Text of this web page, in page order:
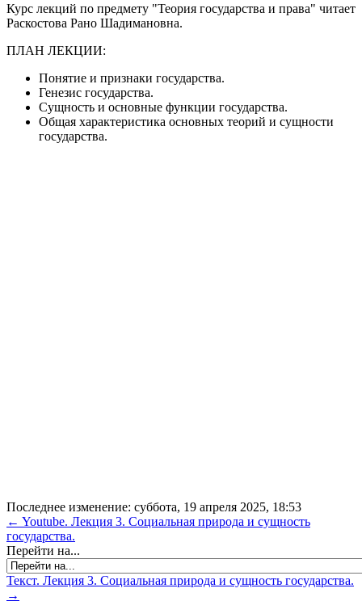
Курс лекций по предмету "Теория государства и права" читает
Раскостова Рано Шадимановна.
ПЛАН ЛЕКЦИИ:
Понятие и признаки государства.
Генезис государства.
Сущность и основные функции государства.
Общая характеристика основных теорий и сущности
государства.
Последнее изменение: суббота, 19 апреля 2025, 18:53
← Youtube. Лекция 3. Социальная природа и сущность
государства.
Перейти на...
Текст. Лекция 3. Социальная природа и сущность государства.
→